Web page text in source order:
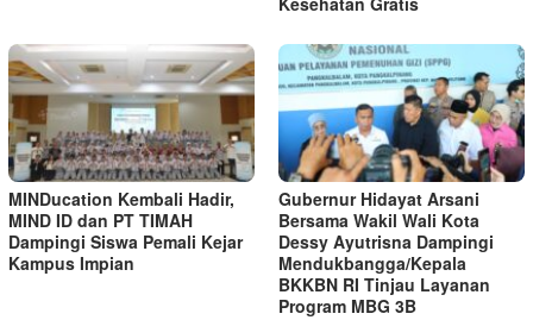
MINDucation Kembali Hadir,
MIND ID dan PT TIMAH
Dampingi Siswa Pemali Kejar
Kampus Impian
Gubernur Hidayat Arsani
Bersama Wakil Wali Kota
Dessy Ayutrisna Dampingi
Mendukbangga/Kepala
BKKBN RI Tinjau Layanan
Program MBG 3B